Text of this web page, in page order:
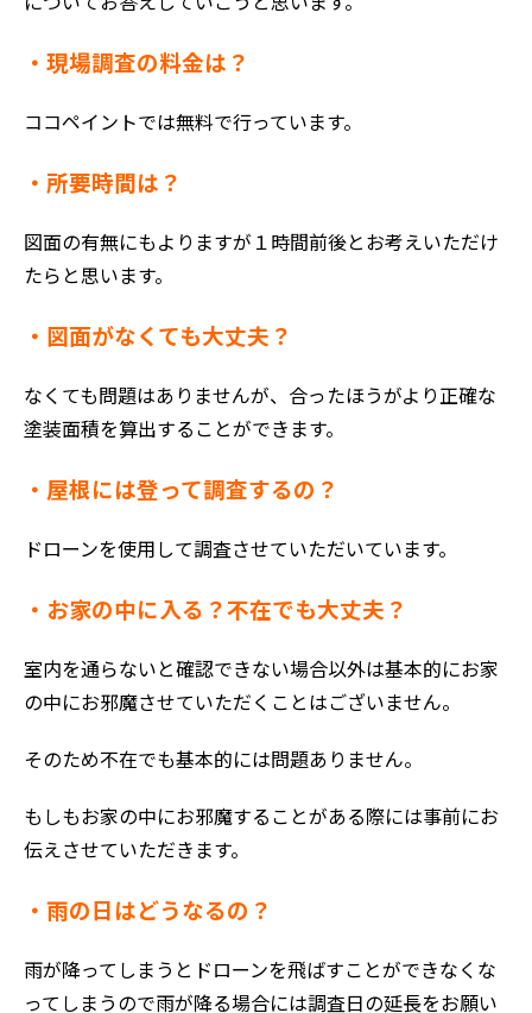
初めての方へ
施工事例
・現場調査の料金は？
ココペイントでは無料で行っています。
・所要時間は？
図面の有無にもよりますが１時間前後とお考えいただけ
たらと思います。
・図面がなくても大丈夫？
なくても問題はありませんが、合ったほうがより正確な
塗装面積を算出することができます。
・屋根には登って調査するの？
ドローンを使用して調査させていただいています。
・お家の中に入る？不在でも大丈夫？
室内を通らないと確認できない場合以外は基本的にお家
の中にお邪魔させていただくことはございません。
そのため不在でも基本的には問題ありません。
もしもお家の中にお邪魔することがある際には事前にお
伝えさせていただきます。
・雨の日はどうなるの？
雨が降ってしまうとドローンを飛ばすことができなくな
ってしまうので雨が降る場合には調査日の延長をお願い